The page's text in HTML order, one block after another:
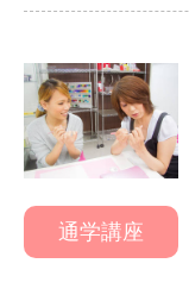
通学講座